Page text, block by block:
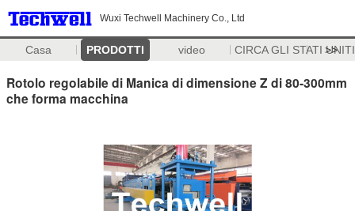
Wuxi Techwell Machinery Co., Ltd
Casa PRODOTTI video CIRCA GLI STATI UNITI
>>
Rotolo regolabile di Manica di dimensione Z di 80-300mm
che forma macchina